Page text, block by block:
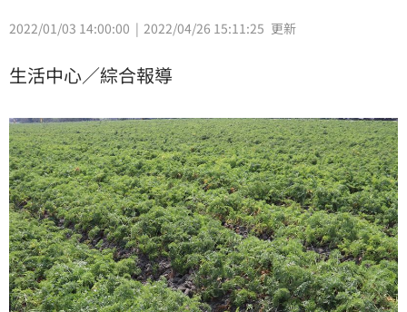
2022/01/03 14:00:00 2022/04/26 15:11:25 更新
生活中心／綜合報導